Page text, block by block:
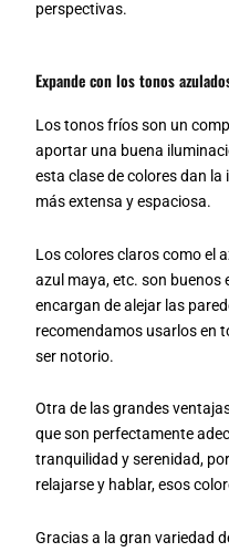
perspectivas.
Expande con los tonos
Los tonos fríos son un
aportar una buena
esta clase de colores dan
más extensa y espaciosa.
Los colores claros como el
azul maya, etc. son buenos
encargan de alejar las
recomendamos usarlos en
ser notorio.
Otra de las grandes
que son perfectamente
tranquilidad y serenidad,
relajarse y hablar, esos
Gracias a la gran variedad